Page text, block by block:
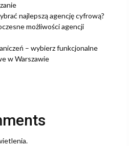
najlepszą agencję cyfrową?
możliwości agencji
– wybierz funkcjonalne
w Warszawie